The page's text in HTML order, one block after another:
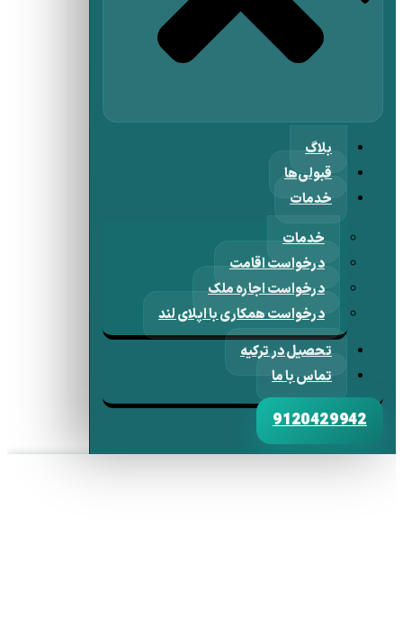
بلاگ
قبولی‌ها
خدمات
خدمات
درخواست اقامت
درخواست اجاره ملک
درخواست همکاری با اپلای لند
تحصیل در ترکیه
تماس با ما
9120429942